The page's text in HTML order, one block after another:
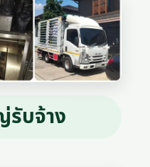
รับจ้าง